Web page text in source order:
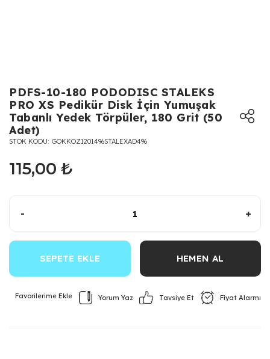
PDFS-10-180 PODODISC STALEKS
PRO XS Pedikür Disk İçin Yumuşak
Tabanlı Yedek Törpüler, 180 Grit (50
Adet)
STOK KODU GOKKOZ1201496STALEXAD496
115,00 ₺
- +
SEPETE EKLE HEMEN AL
Yorum Yaz Tavsiye Et Fiyat Alarmı